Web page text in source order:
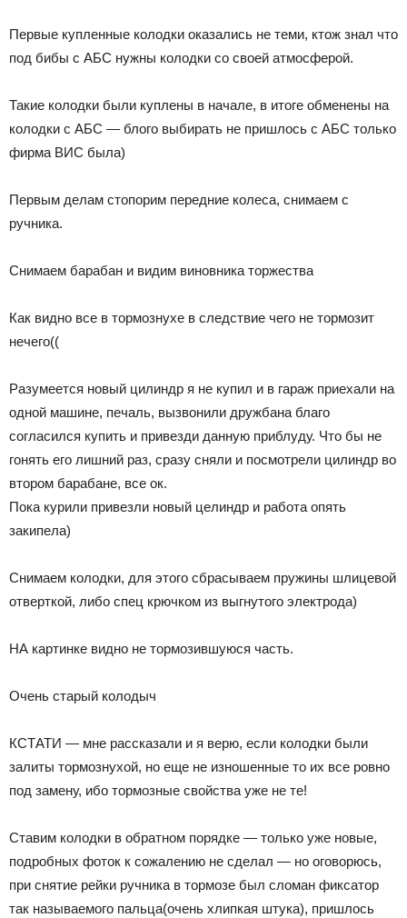
Первые купленные колодки оказались не теми, ктож знал что
под бибы с АБС нужны колодки со своей атмосферой.
Такие колодки были куплены в начале, в итоге обменены на
колодки с АБС — блого выбирать не пришлось с АБС только
фирма ВИС была)
Первым делам стопорим передние колеса, снимаем с
ручника.
Снимаем барабан и видим виновника торжества
Как видно все в тормознухе в следствие чего не тормозит
нечего((
Разумеется новый цилиндр я не купил и в гараж приехали на
одной машине, печаль, вызвонили дружбана благо
согласился купить и привезди данную приблуду. Что бы не
гонять его лишний раз, сразу сняли и посмотрели цилиндр во
втором барабане, все ок.
Пока курили привезли новый целиндр и работа опять
закипела)
Снимаем колодки, для этого сбрасываем пружины шлицевой
отверткой, либо спец крючком из выгнутого электрода)
НА картинке видно не тормозившуюся часть.
Очень старый колодыч
КСТАТИ — мне рассказали и я верю, если колодки были
залиты тормознухой, но еще не изношенные то их все ровно
под замену, ибо тормозные свойства уже не те!
Ставим колодки в обратном порядке — только уже новые,
подробных фоток к сожалению не сделал — но оговорюсь,
при снятие рейки ручника в тормозе был сломан фиксатор
так называемого пальца(очень хлипкая штука), пришлось